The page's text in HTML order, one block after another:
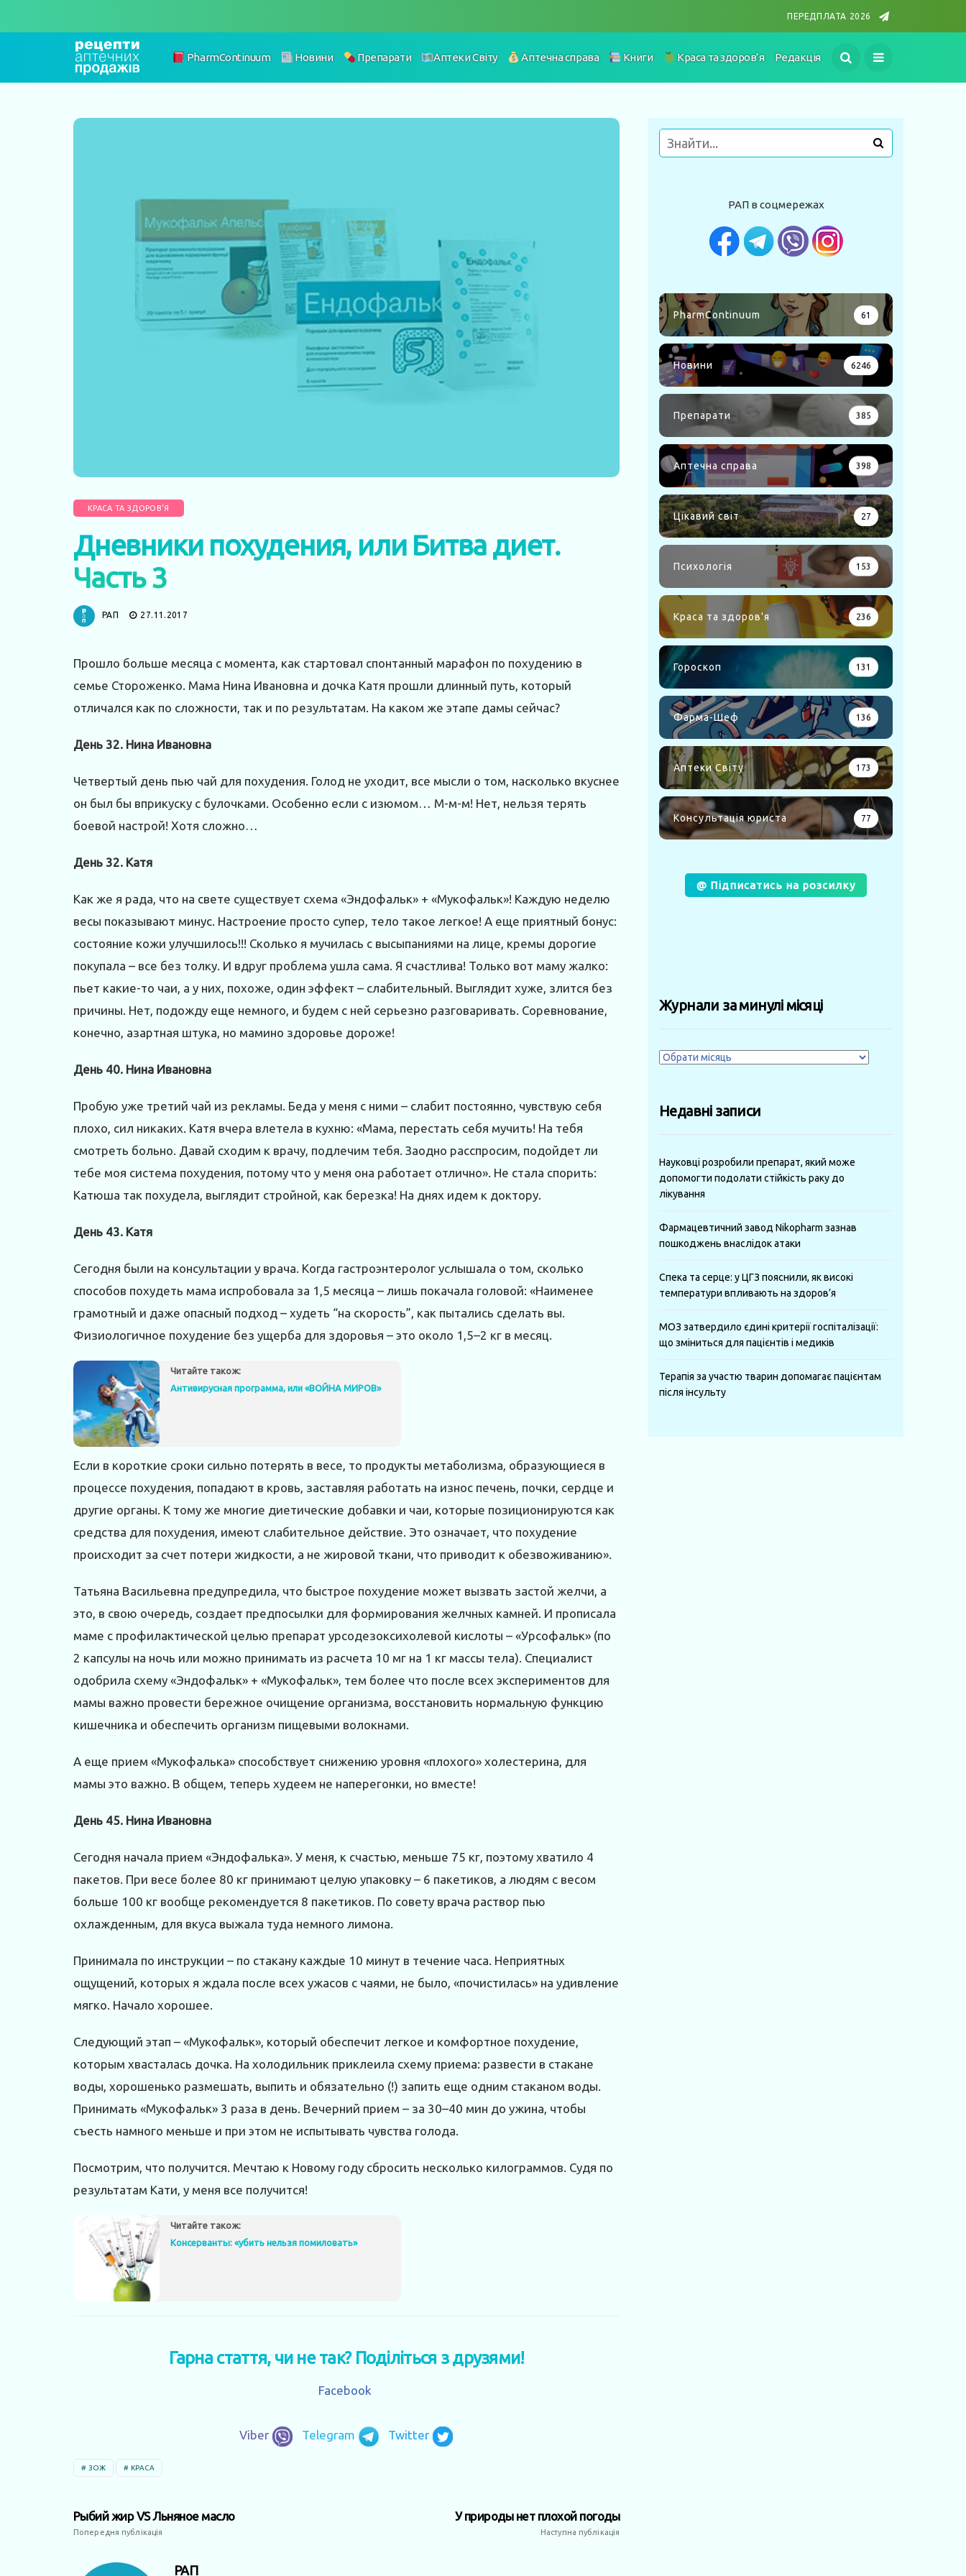
ПЕРЕДПЛАТА 2026
PharmContinuum Новини Препарати Аптеки Світу Аптечна справа Книги Краса та здоров’я Редакція
КРАСА ТА ЗДОРОВ'Я
Дневники похудения, или Битва диет.
Часть 3
РАП 27.11.2017
Прошло больше месяца с момента, как стартовал спонтанный марафон по похудению в
семье Стороженко. Мама Нина Ивановна и дочка Катя прошли длинный путь, который
отличался как по сложности, так и по результатам. На каком же этапе дамы сейчас?
День 32. Нина Ивановна
Четвертый день пью чай для похудения. Голод не уходит, все мысли о том, насколько вкуснее
он был бы вприкуску с булочками. Особенно если с изюмом… М-м-м! Нет, нельзя терять
боевой настрой! Хотя сложно…
День 32. Катя
Как же я рада, что на свете существует схема «Эндофальк» + «Мукофальк»! Каждую неделю
весы показывают минус. Настроение просто супер, тело такое легкое! А еще приятный бонус:
состояние кожи улучшилось!!! Сколько я мучилась с высыпаниями на лице, кремы дорогие
покупала – все без толку. И вдруг проблема ушла сама. Я счастлива! Только вот маму жалко:
пьет какие-то чаи, а у них, похоже, один эффект – слабительный. Выглядит хуже, злится без
причины. Нет, подожду еще немного, и будем с ней серьезно разговаривать. Соревнование,
конечно, азартная штука, но мамино здоровье дороже!
День 40. Нина Ивановна
Пробую уже третий чай из рекламы. Беда у меня с ними – слабит постоянно, чувствую себя
плохо, сил никаких. Катя вчера влетела в кухню: «Мама, перестать себя мучить! На тебя
смотреть больно. Давай сходим к врачу, подлечим тебя. Заодно расспросим, подойдет ли
тебе моя система похудения, потому что у меня она работает отлично». Не стала спорить:
Катюша так похудела, выглядит стройной, как березка! На днях идем к доктору.
День 43. Катя
Сегодня были на консультации у врача. Когда гастроэнтеролог услышала о том, сколько
способов похудеть мама испробовала за 1,5 месяца – лишь покачала головой: «Наименее
грамотный и даже опасный подход – худеть “на скорость”, как пытались сделать вы.
Физиологичное похудение без ущерба для здоровья – это около 1,5–2 кг в месяц.
Читайте також:
Антивирусная программа, или «ВОЙНА МИРОВ»
Если в короткие сроки сильно потерять в весе, то продукты метаболизма, образующиеся в
процессе похудения, попадают в кровь, заставляя работать на износ печень, почки, сердце и
другие органы. К тому же многие диетические добавки и чаи, которые позиционируются как
средства для похудения, имеют слабительное действие. Это означает, что похудение
происходит за счет потери жидкости, а не жировой ткани, что приводит к обезвоживанию».
Татьяна Васильевна предупредила, что быстрое похудение может вызвать застой желчи, а
это, в свою очередь, создает предпосылки для формирования желчных камней. И прописала
маме с профилактической целью препарат урсодезоксихолевой кислоты – «Урсофальк» (по
2 капсулы на ночь или можно принимать из расчета 10 мг на 1 кг массы тела). Специалист
одобрила схему «Эндофальк» + «Мукофальк», тем более что после всех экспериментов для
мамы важно провести бережное очищение организма, восстановить нормальную функцию
кишечника и обеспечить организм пищевыми волокнами.
А еще прием «Мукофалька» способствует снижению уровня «плохого» холестерина, для
мамы это важно. В общем, теперь худеем не наперегонки, но вместе!
День 45. Нина Ивановна
Сегодня начала прием «Эндофалька». У меня, к счастью, меньше 75 кг, поэтому хватило 4
пакетов. При весе более 80 кг принимают целую упаковку – 6 пакетиков, а людям с весом
больше 100 кг вообще рекомендуется 8 пакетиков. По совету врача раствор пью
охлажденным, для вкуса выжала туда немного лимона.
Принимала по инструкции – по стакану каждые 10 минут в течение часа. Неприятных
ощущений, которых я ждала после всех ужасов с чаями, не было, «почистилась» на удивление
мягко. Начало хорошее.
Следующий этап – «Мукофальк», который обеспечит легкое и комфортное похудение,
которым хвасталась дочка. На холодильник приклеила схему приема: развести в стакане
воды, хорошенько размешать, выпить и обязательно (!) запить еще одним стаканом воды.
Принимать «Мукофальк» 3 раза в день. Вечерний прием – за 30–40 мин до ужина, чтобы
съесть намного меньше и при этом не испытывать чувства голода.
Посмотрим, что получится. Мечтаю к Новому году сбросить несколько килограммов. Судя по
результатам Кати, у меня все получится!
Читайте також:
Консерванты: «убить нельзя помиловать»
Гарна стаття, чи не так? Поділіться з друзями!
Facebook
Viber Telegram Twitter
ЗОЖ КРАСА
Рыбий жир VS Льняное масло
Попередня публікація
У природы нет плохой погоды
Наступна публікація
РАП
РАП в соцмережах
PharmContinuum 61
Новини 6246
Препарати 385
Аптечна справа 398
Цікавий світ 27
Психологія 153
Краса та здоров'я 236
Гороскоп 131
Фарма-Шеф 136
Аптеки Світу 173
Консультація юриста 77
@ Підписатись на розсилку
Журнали за минулі місяці
Журнали
місяці
Недавні записи
Науковці розробили препарат, який може
допомогти подолати стійкість раку до
лікування
Фармацевтичний завод Nikopharm зазнав
пошкоджень внаслідок атаки
Спека та серце: у ЦГЗ пояснили, як високі
температури впливають на здоров’я
МОЗ затвердило єдині критерії госпіталізації:
що зміниться для пацієнтів і медиків
Терапія за участю тварин допомагає пацієнтам
після інсульту